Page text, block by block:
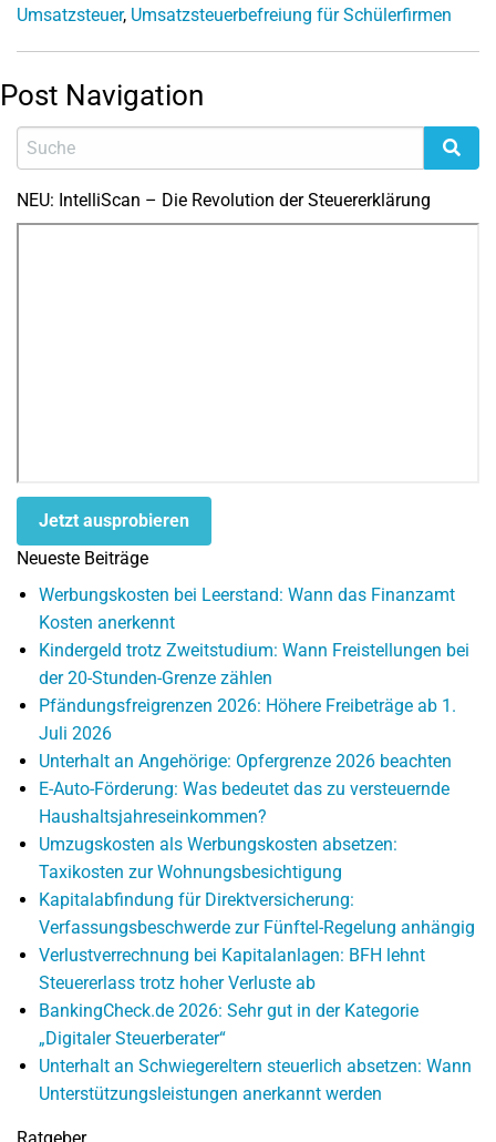
Umsatzsteuer, Umsatzsteuerbefreiung für Schülerfirmen
Post Navigation
NEU: IntelliScan – Die Revolution der Steuererklärung
Jetzt ausprobieren
Neueste Beiträge
Werbungskosten bei Leerstand: Wann das Finanzamt
Kosten anerkennt
Kindergeld trotz Zweitstudium: Wann Freistellungen bei
der 20-Stunden-Grenze zählen
Pfändungsfreigrenzen 2026: Höhere Freibeträge ab 1.
Juli 2026
Unterhalt an Angehörige: Opfergrenze 2026 beachten
E-Auto-Förderung: Was bedeutet das zu versteuernde
Haushaltsjahreseinkommen?
Umzugskosten als Werbungskosten absetzen:
Taxikosten zur Wohnungsbesichtigung
Kapitalabfindung für Direktversicherung:
Verfassungsbeschwerde zur Fünftel-Regelung anhängig
Verlustverrechnung bei Kapitalanlagen: BFH lehnt
Steuererlass trotz hoher Verluste ab
BankingCheck.de 2026: Sehr gut in der Kategorie
„Digitaler Steuerberater“
Unterhalt an Schwiegereltern steuerlich absetzen: Wann
Unterstützungsleistungen anerkannt werden